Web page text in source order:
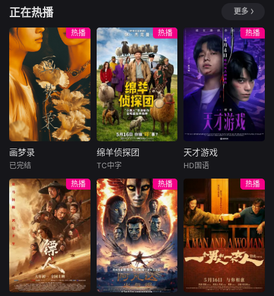
择、兄弟之情、门
派担当与家国大义
相互交织。九门众
人用热血和牺牲，
守护家园，共渡难
关。
松下奈绪
在第二季中，
作为现代刑侦关键
力量的【警视厅SS
BC强行犯系】面
前，将出现比前作
更加棘手、更加难
以攻破的恶性犯罪
案件。随着高度保
密的通讯应用程
序、利用AI进行的
伪装操作等手段不
断出现，犯罪也变
得更加
名小说改编。江逾
白长大以后，林知
夏忽然对他说：“江
逾白，我喜欢你，
哲学和生物学意义
上的喜欢。”那个夜
晚，他脸颊微热，
还听见自己加速的
心跳声……
故事舞台设定在日
本屈指可数的顶级
豪华医院“圣菲奥娜
医院”。少子化、医
生短缺、地方产科
接连关闭……在令
和时代的当下，守
护母婴生命的“分娩
现场”正面临前所未
有的危机。在此背
景下，位于东京市
中心繁华地段的一
家豪华医院内，秘
密组建了一支“特殊
团队”——名为“母
子救命急救班”。他
们的使命是免费救
助那些无处可去的
棘手孕妇。这是一
部描绘在这座华丽
医院背后，医护人
员誓死守护新生命
的医疗娱乐剧。
正在热播 更多
热播
画梦录
林柏叡
民国的上海滩，身
怀绝技的孤女画师
许雁真，意外与身
陷危局的融汇银行
总账姜心羽产生交
集。姜心羽遭人陷
害，只得与许雁真
结盟，彼时银行欲
画梦录
已完结
热播
绵羊侦探团
尼可拉斯·博朗
尼古拉斯·加利齐纳
牧羊人乔治
（休·杰克曼饰）最
爱给羊群读侦探小
说，没想到自己有
一天会离奇死亡。
他留下的3000万
巨额遗产，让每个
绵羊侦探团
TC中字
热播
天才游戏
李蔓瑄
穷途末路的天才少
年刘全龙（彭昱畅
饰），被偏执富家
公子陈伦（丁禹兮
饰）选中，被迫踏
入一场为他量身打
造的“换命游戏”。
豪华别墅、名车名
天才游戏
HD国语
热播
热播 热播